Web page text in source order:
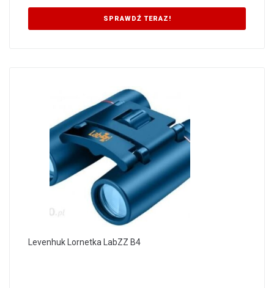
SPRAWDŹ TERAZ!
Levenhuk Lornetka LabZZ B4